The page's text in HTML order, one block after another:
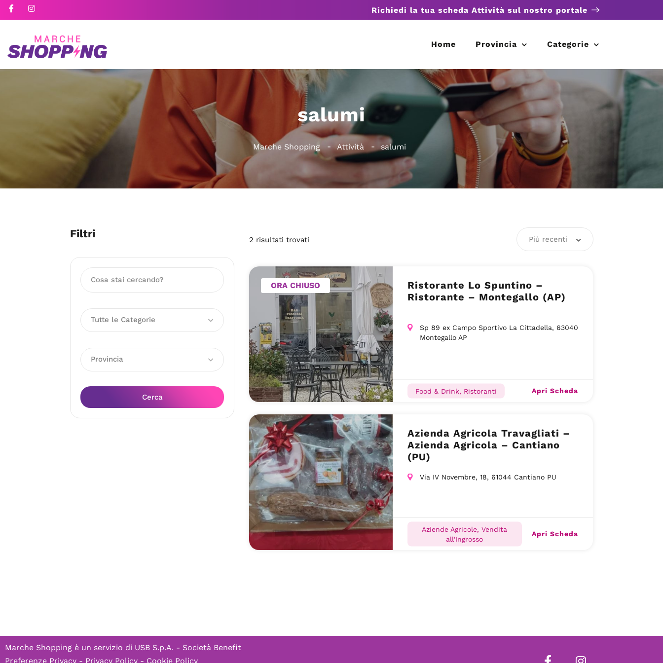
Richiedi la tua scheda Attività sul nostro portale
Home Provincia Categorie
salumi
Marche Shopping Attività salumi
Filtri
Tutte le Categorie
Provincia
Cerca
2 risultati trovati Più recenti
ORA CHIUSO
Ristorante Lo Spuntino –
Ristorante – Montegallo (AP)
Sp 89 ex Campo Sportivo La Cittadella, 63040
Montegallo AP
Food & Drink, Ristoranti Apri Scheda
Azienda Agricola Travagliati –
Azienda Agricola – Cantiano
(PU)
Via IV Novembre, 18, 61044 Cantiano PU
Aziende Agricole, Vendita
all'Ingrosso
Apri Scheda
Marche Shopping è un servizio di USB S.p.A. - Società Benefit
Preferenze Privacy - Privacy Policy - Cookie Policy